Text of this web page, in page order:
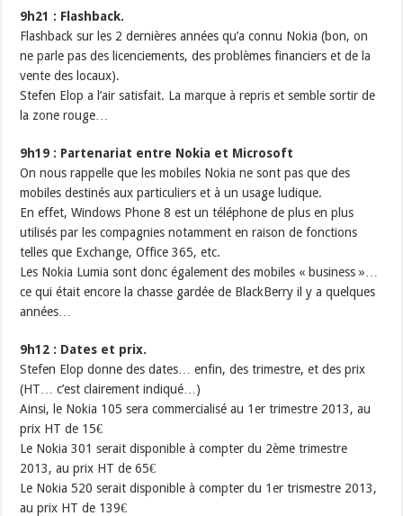
9h21 : Flashback.
Flashback sur les 2 dernières années qu’a connu Nokia (bon, on
ne parle pas des licenciements, des problèmes financiers et de la
vente des locaux).
Stefen Elop a l’air satisfait. La marque à repris et semble sortir de
la zone rouge…
9h19 : Partenariat entre Nokia et Microsoft
On nous rappelle que les mobiles Nokia ne sont pas que des
mobiles destinés aux particuliers et à un usage ludique.
En effet, Windows Phone 8 est un téléphone de plus en plus
utilisés par les compagnies notamment en raison de fonctions
telles que Exchange, Office 365, etc.
Les Nokia Lumia sont donc également des mobiles « business »…
ce qui était encore la chasse gardée de BlackBerry il y a quelques
années…
9h12 : Dates et prix.
Stefen Elop donne des dates… enfin, des trimestre, et des prix
(HT… c’est clairement indiqué…)
Ainsi, le Nokia 105 sera commercialisé au 1er trimestre 2013, au
prix HT de 15€
Le Nokia 301 serait disponible à compter du 2ème trimestre
2013, au prix HT de 65€
Le Nokia 520 serait disponible à compter du 1er trismestre 2013,
au prix HT de 139€